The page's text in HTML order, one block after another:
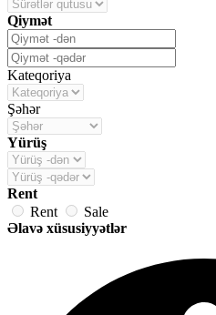
Qiymət
Kateqoriya
Şəhər
Yürüş
Rent
Rent
Sale
Əlavə xüsusiyyətlər